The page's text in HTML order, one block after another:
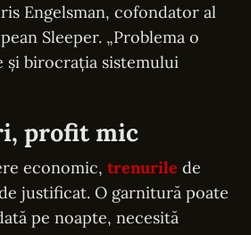
Engelsman, cofondator al
Sleeper. „Problema o
birocrația sistemului
profit mic
economic, trenurile de
justificat. O garnitură poate
pe noapte, necesită